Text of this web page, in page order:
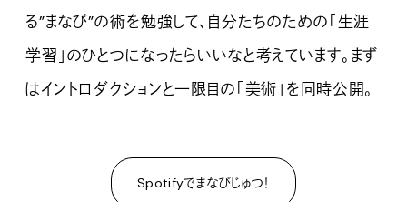
る”まなび”の術を勉強して、自分たちのための「生涯
学習」のひとつになったらいいなと考えています。まず
はイントロダクションと一限目の「美術」を同時公開。
Spotifyでまなびじゅつ！